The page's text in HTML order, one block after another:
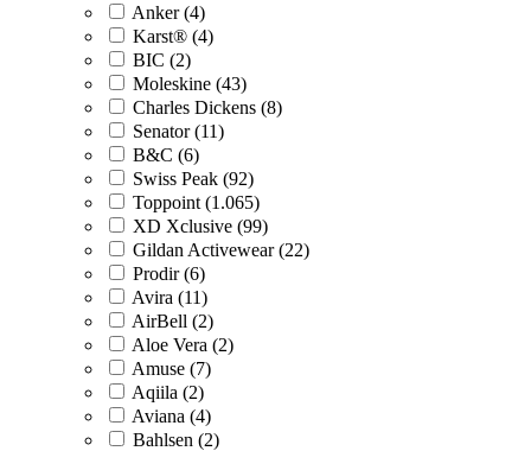
Anker (4)
Karst® (4)
BIC (2)
Moleskine (43)
Charles Dickens (8)
Senator (11)
B&C (6)
Swiss Peak (92)
Toppoint (1.065)
XD Xclusive (99)
Gildan Activewear (22)
Prodir (6)
Avira (11)
AirBell (2)
Aloe Vera (2)
Amuse (7)
Aqiila (2)
Aviana (4)
Bahlsen (2)